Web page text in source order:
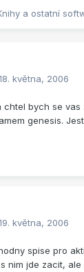
a ostatní
května, 2006
chtel bych se vas
genesis.
května, 2006
spise pro
nim jde zacit,